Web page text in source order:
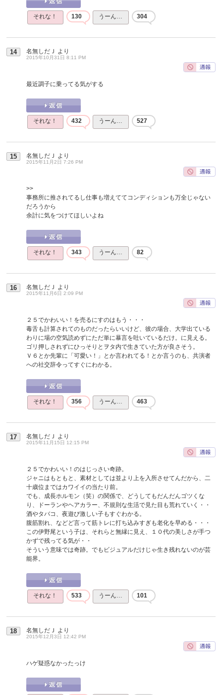
それな！ 130 うーん… 304
14 名無しだＪ より
2015年10月31日 8:11 PM
最近調子に乗ってる気がする
それな！ 432 うーん… 527
15 名無しだＪ より
2015年11月2日 7:26 PM
>>
事務所に推されてるし仕事も増えててコンディションも万全じゃない
だろうから
余計に気をつけてほしいよね
それな！ 343 うーん… 82
16 名無しだＪ より
2015年11月6日 2:09 PM
２５でかわいい！を売るにすのはもう・・・
毒舌も計算されてのものだったらいいけど、彼の場合、大学出ている
わりに場の空気読めずにただ単に暴言を吐いているだけ。に見える。
ゴリ押しされずにひっそりとヲタ内で生きていた方が良さそう。
Ｖ６とか先輩に「可愛い！」とか言われてる！とか言うのも、共演者
への社交辞令ってすぐにわかる。
それな！ 356 うーん… 463
17 名無しだＪ より
2015年11月15日 12:15 PM
２５でかわいい！のはじっさい奇跡。
ジャニはもともと、素材としては並より上を入所させてんだから、二
十歳位まではカワイイの当たり前。
でも、成長ホルモン（笑）の関係で、どうしてもだんだんゴツくな
り、ドーランやヘアカラー、不規則な生活で見た目も荒れていく・・
酒やタバコ、夜遊び激しい子もすぐわかる。
腹筋割れ、などど言って筋トレに打ち込みすぎも老化を早める・・・
この伊野尾という子は、それらと無縁に見え、１０代の美しさが手つ
かずで残ってる気が・・
そういう意味では奇跡。でもビジュアルだけじゃ生き残れないのが芸
能界。
それな！ 533 うーん… 101
18 名無しだＪ より
2015年12月3日 12:42 PM
ハゲ疑惑なかったっけ